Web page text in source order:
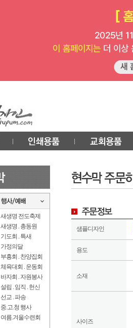
새생명 전도축제
새생명 . 총동원
기도회 . 특새
가정의달
부흥회 . 찬양집회
체육대회 . 운동회
바자회 . 자원봉사
설립 . 임직 . 헌신
선교 . 파송
중.고.청 행사
여름.겨울수련회
샘플디자인
용도
소재
사이즈